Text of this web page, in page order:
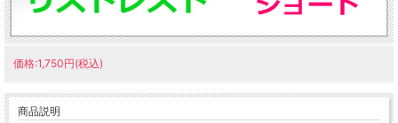
価格:1,750円(税込)
商品説明